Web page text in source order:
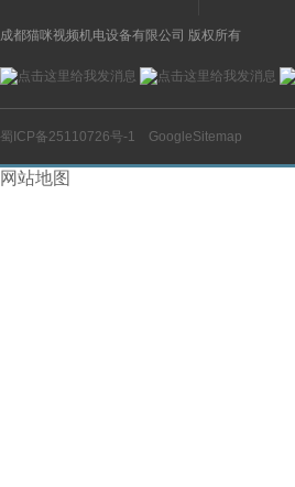
成都猫咪视频机电设备有限公司 版权所有
蜀ICP备25110726号-1 GoogleSitemap
网站地图